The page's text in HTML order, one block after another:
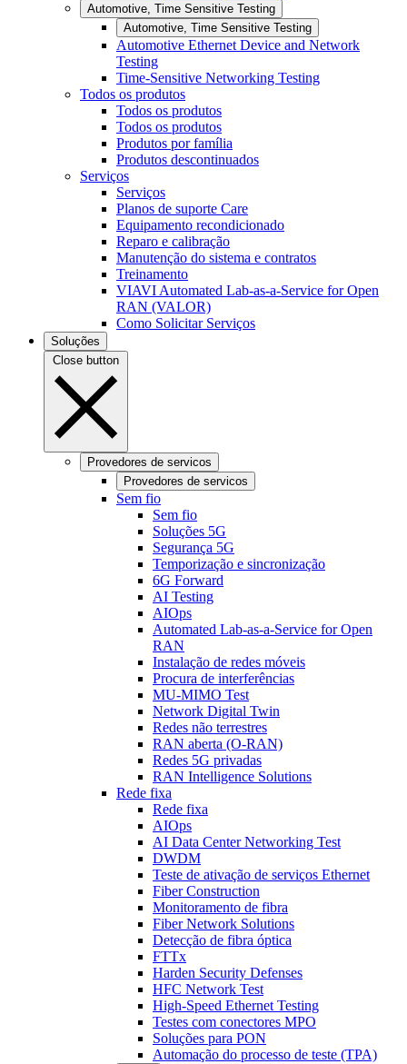
Automotive, Time Sensitive Testing
Automotive, Time Sensitive Testing
Automotive Ethernet Device and Network
Testing
Time-Sensitive Networking Testing
Todos os produtos
Todos os produtos
Todos os produtos
Produtos por família
Produtos descontinuados
Serviços
Serviços
Planos de suporte Care
Equipamento recondicionado
Reparo e calibração
Manutenção do sistema e contratos
Treinamento
VIAVI Automated Lab-as-a-Service for Open
RAN (VALOR)
Como Solicitar Serviços
Soluções
Close button
Provedores de servicos
Provedores de servicos
Sem fio
Sem fio
Soluções 5G
Segurança 5G
Temporização e sincronização
6G Forward
AI Testing
AIOps
Automated Lab-as-a-Service for Open
RAN
Instalação de redes móveis
Procura de interferências
MU-MIMO Test
Network Digital Twin
Redes não terrestres
RAN aberta (O-RAN)
Redes 5G privadas
RAN Intelligence Solutions
Rede fixa
Rede fixa
AIOps
AI Data Center Networking Test
DWDM
Teste de ativação de serviços Ethernet
Fiber Construction
Monitoramento de fibra
Fiber Network Solutions
Detecção de fibra óptica
FTTx
Harden Security Defenses
HFC Network Test
High-Speed Ethernet Testing
Testes com conectores MPO
Soluções para PON
Automação do processo de teste (TPA)